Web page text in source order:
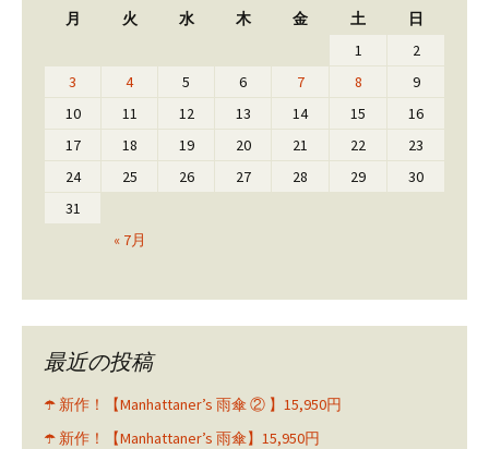
月
火 水 木 金 土 日
« 7月
1
2
3
4 5 6 7 8
9
10
11 12 13 14 15
16
17
18 19 20 21 22
23
24
25 26 27 28 29
30
31
最近の投稿
☂️ 新作！【Manhattaner’s 雨傘 ② 】15,950円
☂️ 新作！【Manhattaner’s 雨傘】15,950円